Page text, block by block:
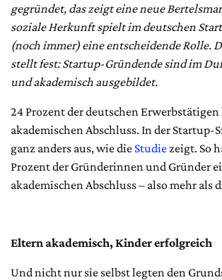
gegründet, das zeigt eine neue
soziale Herkunft spielt im deutschen
(noch immer) eine entscheidende Rolle.
stellt fest: Startup-Gründende sind im
und akademisch ausgebildet.
24 Prozent der deutschen
akademischen Abschluss. In der Startup-
ganz anders aus, wie die Studiezeigt. So
Prozent der Gründerinnen und Gründer
akademischen Abschluss – also mehr als
Eltern akademisch, Kinder erfolgreich
Und nicht nur sie selbst legten den